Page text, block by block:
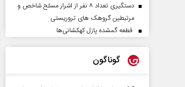
دستگیری تعداد ۸ نفر از اشرار مسلح شاخص و
مرتبطین گروهک های تروریستی
قطعه گمشده پازل کهکشانی‌ها
گوناگون